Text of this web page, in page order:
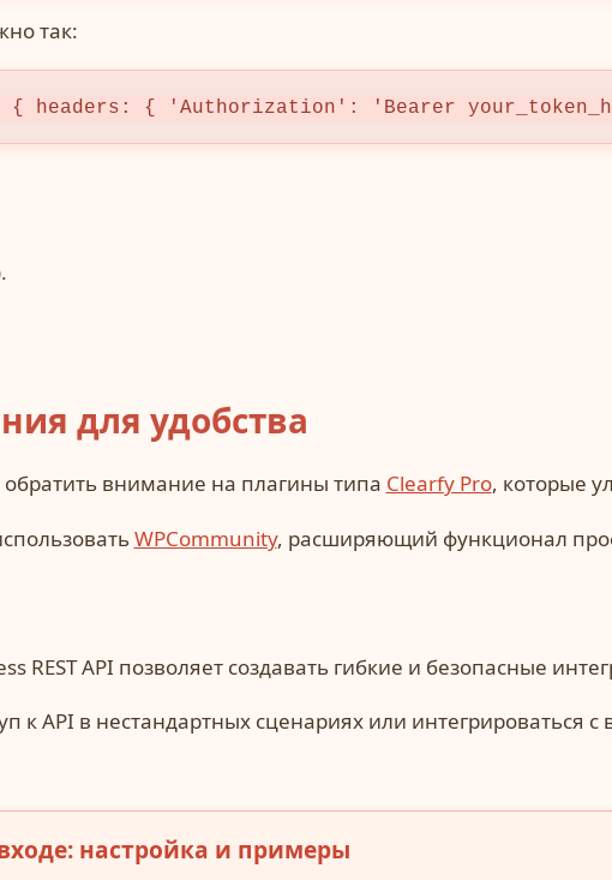
так:
{ headers: { 'Authorization': 'Bearer
для удобства
внимание на плагины типа Clearfy Pro, которые
WPCommunity, расширяющий функционал
REST API позволяет создавать гибкие и безопасные
к API в нестандартных сценариях или
настройка и примеры